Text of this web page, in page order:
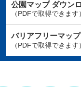
公園マップダウン
（PDFで取得できます）
バリアフリーマップ
（PDFで取得できます）